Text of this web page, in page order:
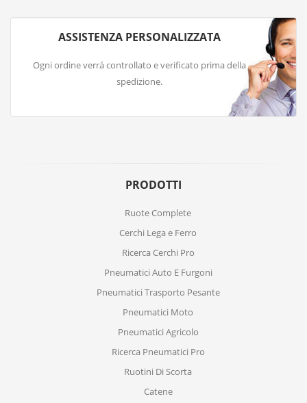
ASSISTENZA PERSONALIZZATA
Ogni ordine verrá controllato e verificato prima della
spedizione.
PRODOTTI
Ruote Complete
Cerchi Lega e Ferro
Ricerca Cerchi Pro
Pneumatici Auto E Furgoni
Pneumatici Trasporto Pesante
Pneumatici Moto
Pneumatici Agricolo
Ricerca Pneumatici Pro
Ruotini Di Scorta
Catene